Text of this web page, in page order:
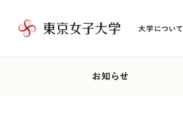
東
大学について
お知らせ